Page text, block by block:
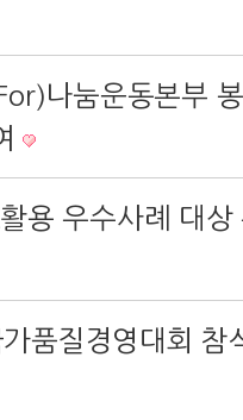
나눔운동본부 봉
용 우수사례 대상
품질경영대회 참